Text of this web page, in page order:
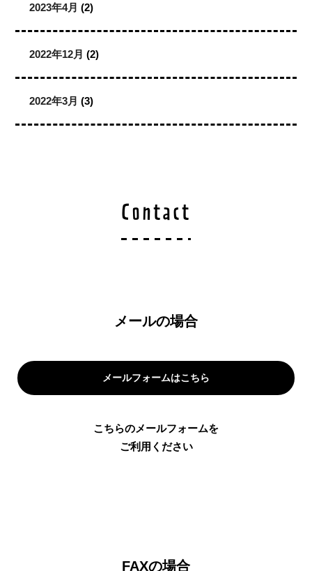
2023年4月 (2)
2022年12月 (2)
2022年3月 (3)
Contact
メールの場合
メールフォームはこちら
こちらのメールフォームを
ご利用ください
FAXの場合